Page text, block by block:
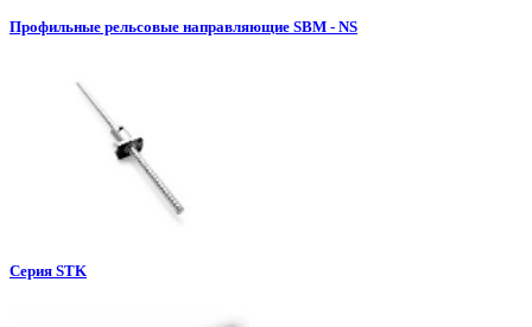
Профильные рельсовые направляющие SBM - NS
Серия STK